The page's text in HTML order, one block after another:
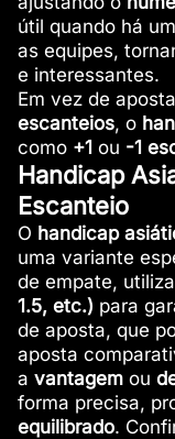
útil quando há
as equipes,
e interessantes.
Em vez de
escanteios, o
como +1ou -1
Handicap
Escanteio
O handicap
uma variante
de empate,
1.5, etc.) para
de aposta, que
aposta
a vantagem ou
forma precisa,
equilibrado.